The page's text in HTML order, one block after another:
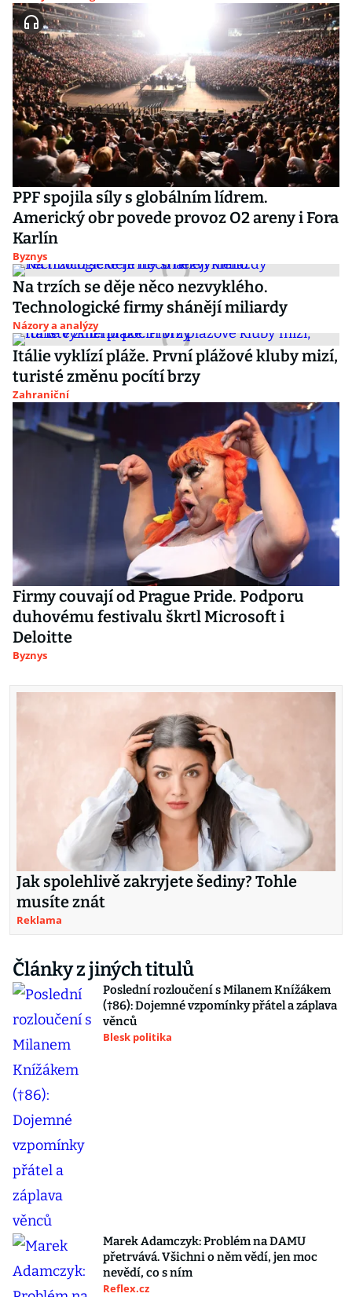
PPF spojila síly s globálním lídrem.
Americký obr povede provoz O2 areny i Fora
Karlín
Byznys
Na trzích se děje něco nezvyklého.
Technologické firmy shánějí miliardy
Názory a analýzy
Itálie vyklízí pláže. První plážové kluby mizí,
turisté změnu pocítí brzy
Zahraniční
Firmy couvají od Prague Pride. Podporu
duhovému festivalu škrtl Microsoft i
Deloitte
Byznys
Jak spolehlivě zakryjete šediny? Tohle
musíte znát
Reklama
Články z jiných titulů
Poslední rozloučení s Milanem Knížákem
(†86): Dojemné vzpomínky přátel a záplava
věnců
Blesk politika
Marek Adamczyk: Problém na DAMU
přetrvává. Všichni o něm vědí, jen moc
nevědí, co s ním
Reflex.cz